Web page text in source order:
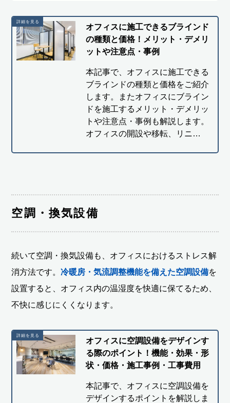
オフィスに施工できるブラインド
の種類と価格！メリット・デメリ
ットや注意点・事例
本記事で、オフィスに施工できる
ブラインドの種類と価格をご紹介
します。またオフィスにブライン
ドを施工するメリット・デメリッ
トや注意点・事例も解説します。
オフィスの開設や移転、リニ…
空調・換気設備
続いて空調・換気設備も、オフィスにおけるストレス解
消方法です。冷暖房・気流調整機能を備えた空調設備を
設置すると、オフィス内の温湿度を快適に保てるため、
不快に感じにくくなります。
オフィスに空調設備をデザインす
る際のポイント！機能・効果・形
状・価格・施工事例・工事費用
本記事で、オフィスに空調設備を
デザインするポイントを解説しま